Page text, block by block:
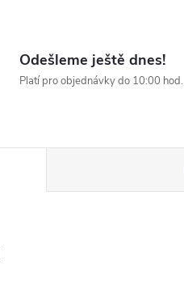
Odešleme ještě dnes!
Platí pro objednávky do 10:00 hod.